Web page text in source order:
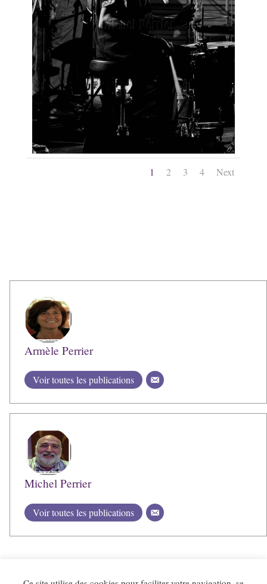
1 2 3 4 Next
Armèle Perrier
Voir toutes les publications
Michel Perrier
Voir toutes les publications